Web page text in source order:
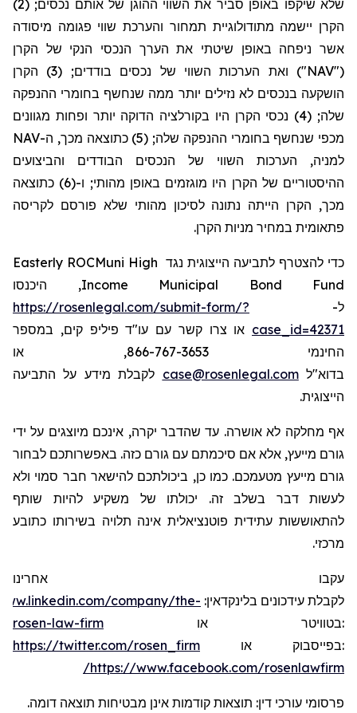
שלא שיקפו באופן סביר את השווי ההוגן של אותם נכסים; (2)
הקרן יישמה מתודולוגיית תמחור והערכת שווי פגומה מיסודה
אשר ניפחה באופן שיטתי את הערך הנכסי הנקי של הקרן
("NAV") ואת הערכות השווי של נכסים בודדים; (3) הקרן
הושקעה בנכסים לא נזילים יותר ממה שנחשף בחומרי ההנפקה
שלה; (4) נכסי הקרן היו בקורלציה הדוקה יותר ופחות מגוונים
מכפי שנחשף בחומרי ההנפקה שלה; (5) כתוצאה מכך, ה-NAV
למניה, הערכות השווי של הנכסים הבודדים והביצועים
ההיסטוריים של הקרן היו מוגזמים באופן מהותי; ו-(6) כתוצאה
מכך, הקרן הייתה נתונה לסיכון מהותי שלא פורסם לקריסה
פתאומית במחיר מניות הקרן.
כדי להצטרף לתביעה הייצוגית נגד Easterly ROCMuni High
Income Municipal Bond Fund, היכנסו
ל- https://rosenlegal.com/submit-form/?
case_id=42371 או צרו קשר עם עו"ד פיליפ קים, במספר
החינמי 866-767-3653, או
בדוא"לcase@rosenlegal.com לקבלת מידע על התביעה
הייצוגית.
אף מחלקה לא אושרה. עד שהדבר יקרה, אינכם מיוצגים על ידי
גורם מייעץ, אלא אם סיכמתם עם גורם כזה. באפשרותכם לבחור
גורם מייעץ מטעמכם. כמו כן, ביכולתכם להישאר חבר סמוי ולא
לעשות דבר בשלב זה. יכולתו של משקיע להיות שותף
להתאוששות עתידית פוטנציאלית אינה תלויה בשירותו כתובע
מרכזי.
עקבו אחרינו
לקבלת עידכונים בלינקדאין:
company/the-
rosen-law-firm או בטוויטר:
https://twitter.com/rosen_firm או בפייסבוק:
https://www.facebook.com/rosenlawfirm/
פרסומי עורכי דין: תוצאות קודמות אינן מבטיחות תוצאה דומה.